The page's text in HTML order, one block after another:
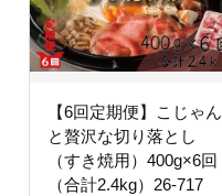
【6回定期便】こじゃん
と贅沢な切り落とし
（すき焼用）400g×6回
（合計2.4kg）26-717